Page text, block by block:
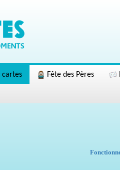
cartes Fête des Pères